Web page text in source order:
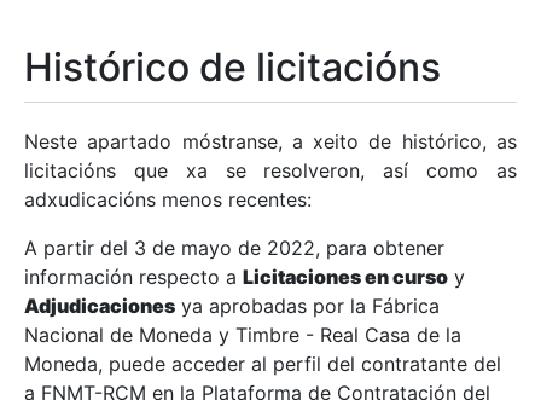
Mostrar/Ocultar
Mostrar/Ocultar
Mostrar/Ocultar
Histórico de licitacións
Neste apartado móstranse, a xeito de histórico, as
licitacións que xa se resolveron, así como as
adxudicacións menos recentes:
A partir del 3 de mayo de 2022, para obtener
información respecto a Licitaciones en curso y
Adjudicaciones ya aprobadas por la Fábrica
Nacional de Moneda y Timbre - Real Casa de la
Moneda, puede acceder al perfil del contratante del
a FNMT-RCM en la Plataforma de Contratación del